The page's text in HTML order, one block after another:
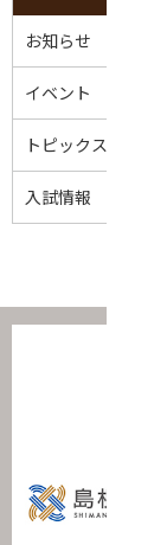
お知らせ
イベント
トピックス
入試情報